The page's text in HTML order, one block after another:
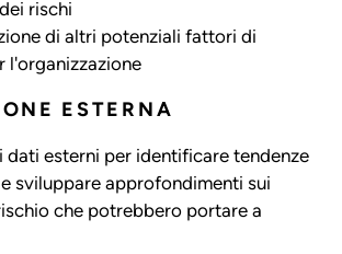
rischi
di altri potenziali fattori di
l'organizzazione
ESTERNA
dati esterni per identificare tendenze
sviluppare approfondimenti sui
che potrebbero portare a